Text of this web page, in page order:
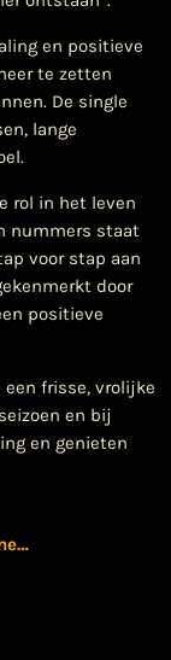
en positieve
te zetten
De single
lange
rol in het leven
nummers staat
voor stap aan
door
positieve
een frisse, vrolijke
en bij
en genieten
…